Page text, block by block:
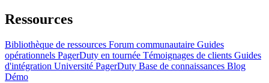
Ressources
Bibliothèque de ressources Forum communautaire Guides
opérationnels PagerDuty en tournée Témoignages de clients Guides
d'intégration Université PagerDuty Base de connaissances Blog
Démo